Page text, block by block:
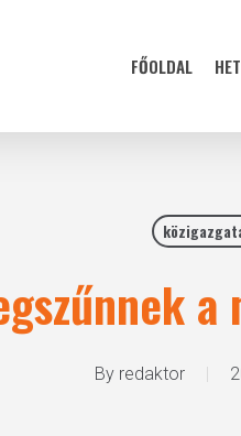
FŐOLDAL
By redaktor